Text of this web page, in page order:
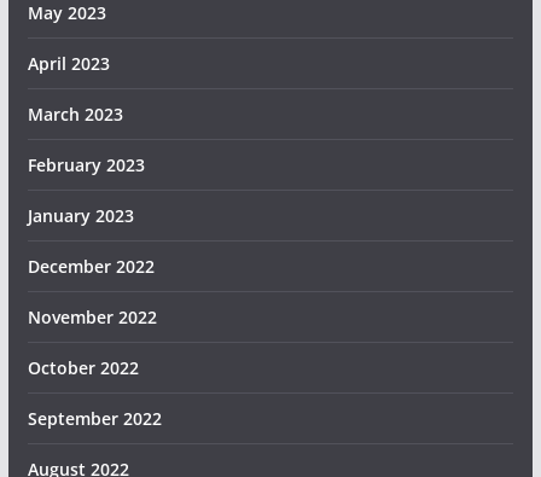
May 2023
April 2023
March 2023
February 2023
January 2023
December 2022
November 2022
October 2022
September 2022
August 2022